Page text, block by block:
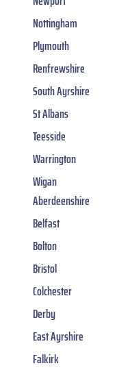
Nottingham
Plymouth
Renfrewshire
South Ayrshire
St Albans
Teesside
Warrington
Wigan
Aberdeenshire
Belfast
Bolton
Bristol
Colchester
Derby
East Ayrshire
Falkirk